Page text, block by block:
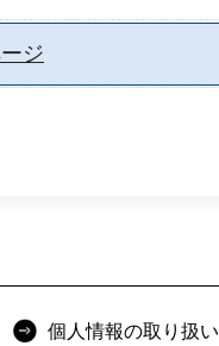
ジ
個人情報の取り扱い